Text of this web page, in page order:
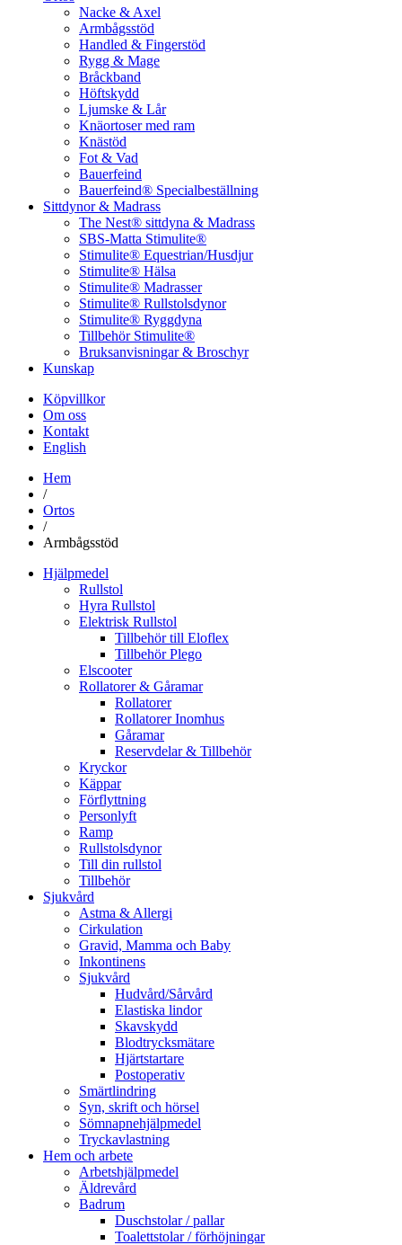
Nacke & Axel
Armbågsstöd
Handled & Fingerstöd
Rygg & Mage
Bråckband
Höftskydd
Ljumske & Lår
Knäortoser med ram
Knästöd
Fot & Vad
Bauerfeind
Bauerfeind® Specialbeställning
Sittdynor & Madrass
The Nest® sittdyna & Madrass
SBS-Matta Stimulite®
Stimulite® Equestrian/Husdjur
Stimulite® Hälsa
Stimulite® Madrasser
Stimulite® Rullstolsdynor
Stimulite® Ryggdyna
Tillbehör Stimulite®
Bruksanvisningar & Broschyr
Kunskap
Köpvillkor
Om oss
Kontakt
English
Hem
/
Ortos
/
Armbågsstöd
Hjälpmedel
Rullstol
Hyra Rullstol
Elektrisk Rullstol
Tillbehör till Eloflex
Tillbehör Plego
Elscooter
Rollatorer & Gåramar
Rollatorer
Rollatorer Inomhus
Gåramar
Reservdelar & Tillbehör
Kryckor
Käppar
Förflyttning
Personlyft
Ramp
Rullstolsdynor
Till din rullstol
Tillbehör
Sjukvård
Astma & Allergi
Cirkulation
Gravid, Mamma och Baby
Inkontinens
Sjukvård
Hudvård/Sårvård
Elastiska lindor
Skavskydd
Blodtrycksmätare
Hjärtstartare
Postoperativ
Smärtlindring
Syn, skrift och hörsel
Sömnapnehjälpmedel
Tryckavlastning
Hem och arbete
Arbetshjälpmedel
Äldrevård
Badrum
Duschstolar / pallar
Toalettstolar / förhöjningar